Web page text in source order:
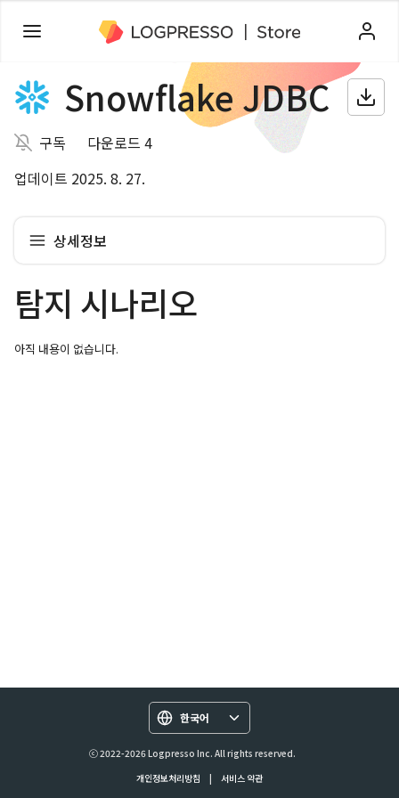
Snowflake JDBC
구독
다운로드 4
업데이트 2025. 8. 27.
상세정보
탐지 시나리오
아직 내용이 없습니다.
한국어
ⓒ 2022-2026 Logpresso Inc. All rights reserved.
개인정보처리방침
| 서비스 약관